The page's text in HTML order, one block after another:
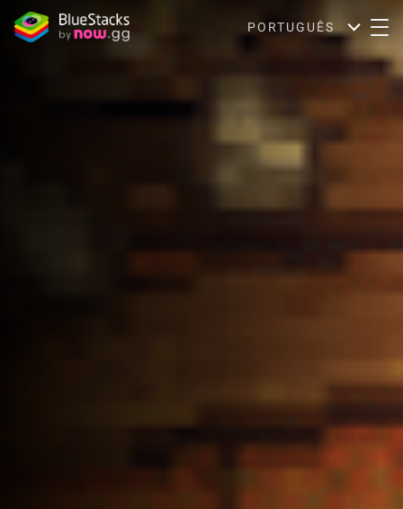
PORTUGUÊS